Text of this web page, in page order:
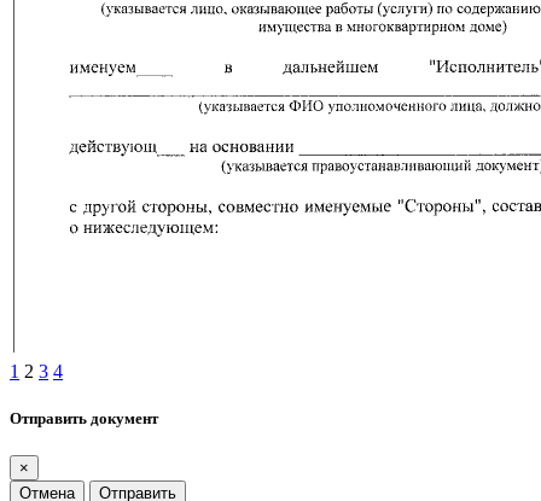
1 2 3 4
Отправить документ
×
Отмена
Отправить